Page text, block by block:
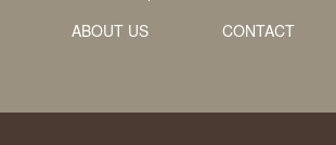
ABOUT US CONTACT